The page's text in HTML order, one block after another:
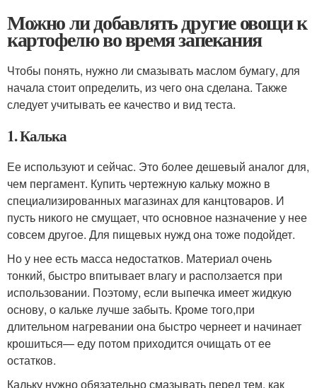
Можно ли добавлять другие овощи к
картофелю во время запекания
Чтобы понять, нужно ли смазывать маслом бумагу, для
начала стоит определить, из чего она сделана. Также
следует учитывать ее качество и вид теста.
1. Калька
Ее используют и сейчас. Это более дешевый аналог для,
чем пергамент. Купить чертежную кальку можно в
специализированных магазинах для канцтоваров. И
пусть никого не смущает, что основное назначение у нее
совсем другое. Для пищевых нужд она тоже подойдет.
Но у нее есть масса недостатков. Материал очень
тонкий, быстро впитывает влагу и расползается при
использовании. Поэтому, если выпечка имеет жидкую
основу, о кальке лучше забыть. Кроме того,при
длительном нагревании она быстро чернеет и начинает
крошиться— еду потом приходится очищать от ее
остатков.
Кальку нужно обязательно смазывать перед тем, как